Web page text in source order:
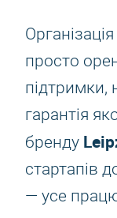
просто
підтримки,
гарантія
бренду
стартапів
— усе